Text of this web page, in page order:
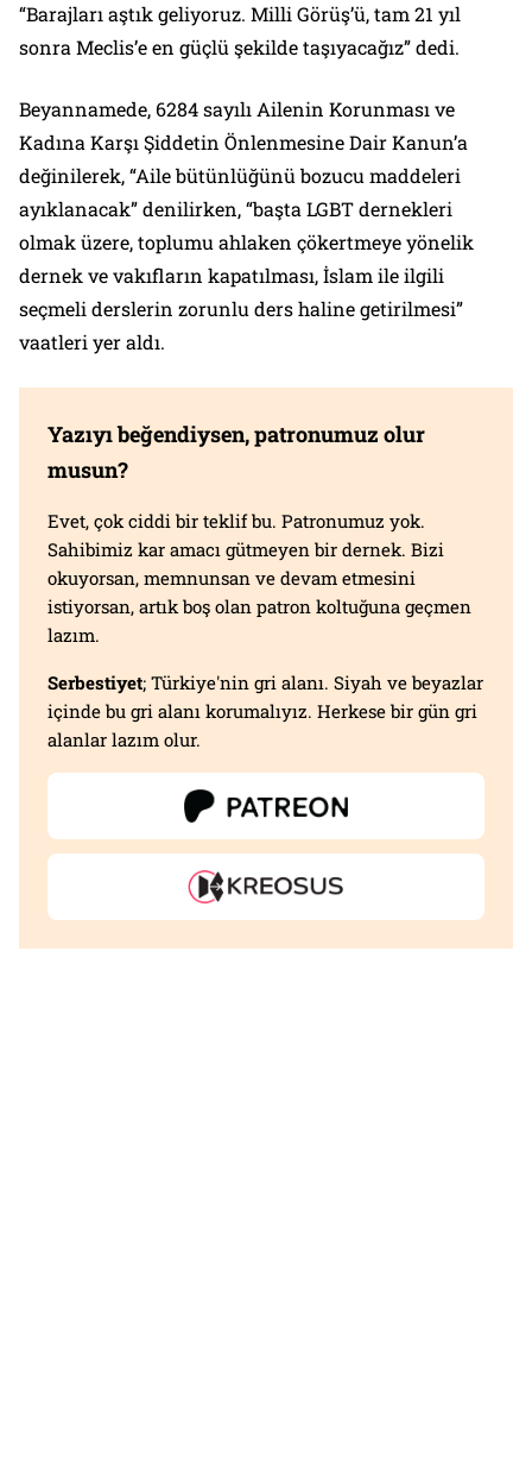
“Barajları aştık geliyoruz. Milli Görüş’ü, tam 21 yıl
sonra Meclis’e en güçlü şekilde taşıyacağız” dedi.
Beyannamede, 6284 sayılı Ailenin Korunması ve
Kadına Karşı Şiddetin Önlenmesine Dair Kanun’a
değinilerek, “Aile bütünlüğünü bozucu maddeleri
ayıklanacak” denilirken, “başta LGBT dernekleri
olmak üzere, toplumu ahlaken çökertmeye yönelik
dernek ve vakıfların kapatılması, İslam ile ilgili
seçmeli derslerin zorunlu ders haline getirilmesi”
vaatleri yer aldı.
Yazıyı beğendiysen, patronumuz olur
musun?
Evet, çok ciddi bir teklif bu. Patronumuz yok.
Sahibimiz kar amacı gütmeyen bir dernek. Bizi
okuyorsan, memnunsan ve devam etmesini
istiyorsan, artık boş olan patron koltuğuna geçmen
lazım.
Serbestiyet; Türkiye'nin gri alanı. Siyah ve beyazlar
içinde bu gri alanı korumalıyız. Herkese bir gün gri
alanlar lazım olur.